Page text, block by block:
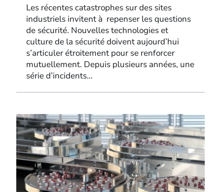
Les récentes catastrophes sur des sites
industriels invitent à repenser les questions
de sécurité. Nouvelles technologies et
culture de la sécurité doivent aujourd’hui
s’articuler étroitement pour se renforcer
mutuellement. Depuis plusieurs années, une
série d’incidents…